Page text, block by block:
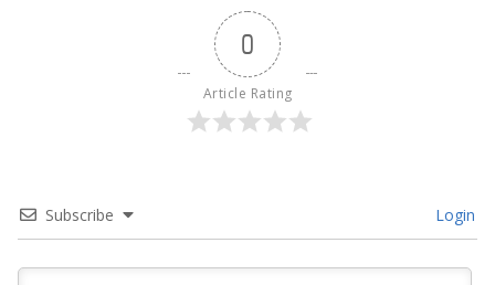
0
Article Rating
Subscribe Login